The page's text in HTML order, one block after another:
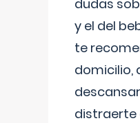
dudas
y el del
te
domicilio,
distraerte